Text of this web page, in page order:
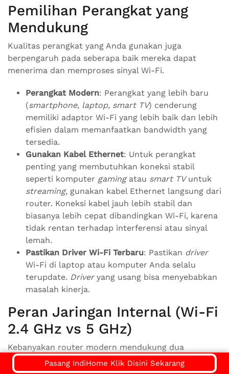
Pemilihan Perangkat yang
Mendukung
Kualitas perangkat yang Anda gunakan juga
berpengaruh pada seberapa baik mereka dapat
menerima dan memproses sinyal Wi-Fi.
Perangkat Modern: Perangkat yang lebih baru
(smartphone, laptop, smart TV) cenderung
memiliki adaptor Wi-Fi yang lebih baik dan lebih
efisien dalam memanfaatkan bandwidth yang
tersedia.
Gunakan Kabel Ethernet: Untuk perangkat
penting yang membutuhkan koneksi stabil
seperti komputer gamingatau smart TVuntuk
streaming, gunakan kabel Ethernet langsung dari
router. Koneksi kabel jauh lebih stabil dan
biasanya lebih cepat dibandingkan Wi-Fi, karena
tidak rentan terhadap interferensi atau sinyal
lemah.
Pastikan Driver Wi-Fi Terbaru: Pastikan driver
Wi-Fi di laptop atau komputer Anda selalu
terupdate. Driveryang usang bisa menyebabkan
masalah kinerja.
Peran Jaringan Internal (Wi-Fi
2.4 GHz vs 5 GHz)
Kebanyakan router modern mendukung dua
frekuensi Wi-Fi: 2.4 GHz dan 5 GHz.
Pasang IndiHome Klik Disini Sekarang